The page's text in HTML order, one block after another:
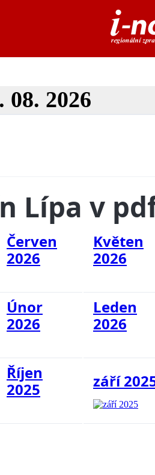
08. 2026
Lípa v
Červen
2026
Květen
2026
Únor
2026
Leden
2026
Říjen
2025
září